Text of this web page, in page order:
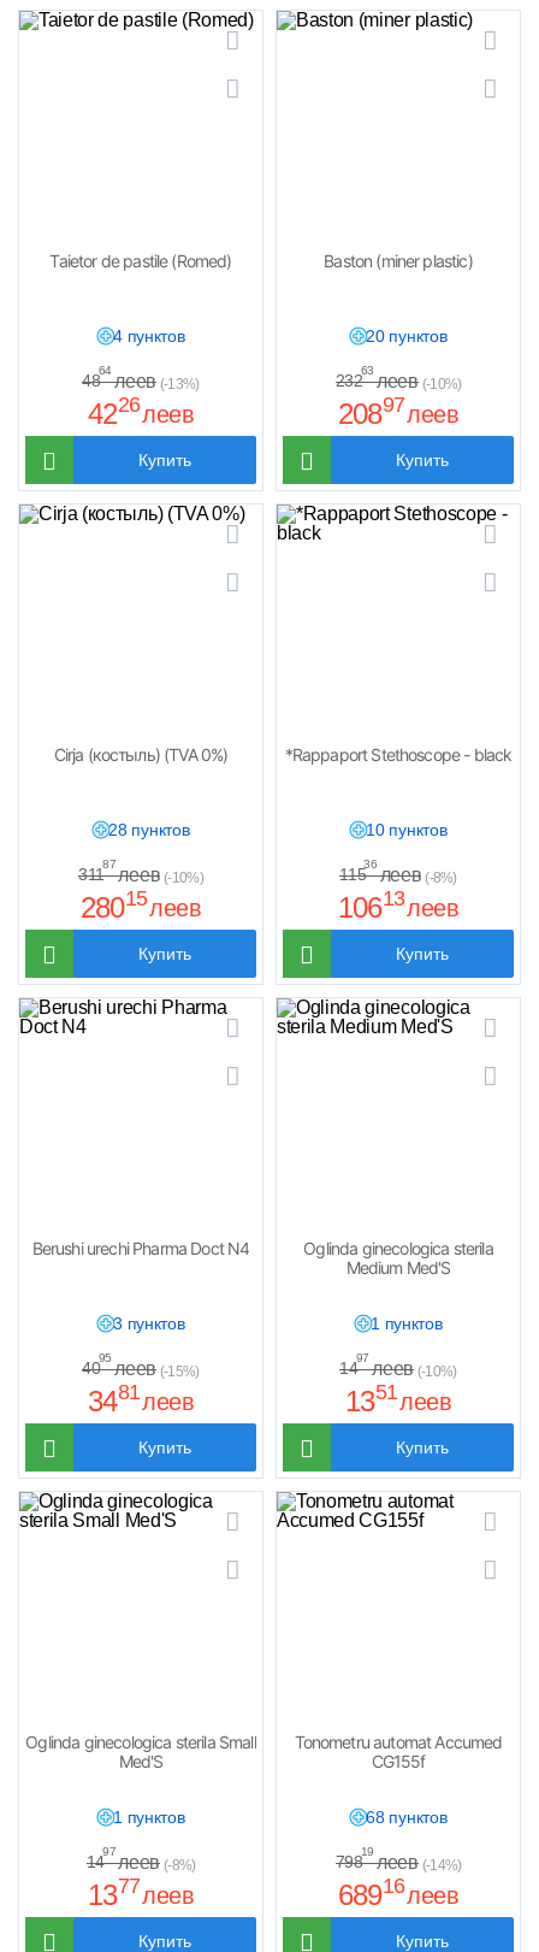
Taietor de pastile (Romed)
4 пунктов
4226леев
48
64
леев (-13%)
Купить
Baston (miner plastic)
20 пунктов
20897леев
232
63
леев (-10%)
Купить
Cirja (костыль) (TVA 0%)
28 пунктов
28015леев
311
87
леев (-10%)
Купить
*Rappaport Stethoscope - black
10 пунктов
10613леев
115
36
леев (-8%)
Купить
Berushi urechi Pharma Doct N4
3 пунктов
3481леев
40
95
леев (-15%)
Купить
Oglinda ginecologica sterila
Medium Med'S
1 пунктов
1351леев
14
97
леев (-10%)
Купить
Oglinda ginecologica sterila Small
Med'S
1 пунктов
1377леев
14
97
леев (-8%)
Купить
Tonometru automat Accumed
CG155f
68 пунктов
68916леев
798
19
леев (-14%)
Купить